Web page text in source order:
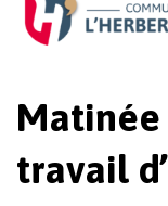
contenu
pied
travail